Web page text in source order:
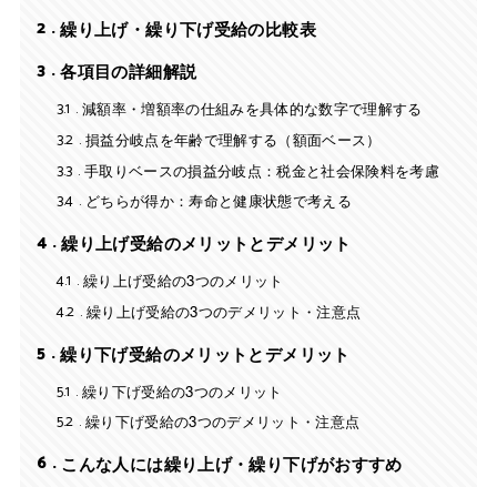
2 繰り上げ・繰り下げ受給の比較表
3
各項目の詳細解説
3.1
減額率・増額率の仕組みを具体的な数字で理解する
3.2 損益分岐点を年齢で理解する（額面ベース）
3.3 手取りベースの損益分岐点：税金と社会保険料を考慮
3.4 どちらが得か：寿命と健康状態で考える
4
繰り上げ受給のメリットとデメリット
4.1
繰り上げ受給の3つのメリット
4.2 繰り上げ受給の3つのデメリット・注意点
5
繰り下げ受給のメリットとデメリット
5.1
繰り下げ受給の3つのメリット
5.2 繰り下げ受給の3つのデメリット・注意点
6 こんな人には繰り上げ・繰り下げがおすすめ